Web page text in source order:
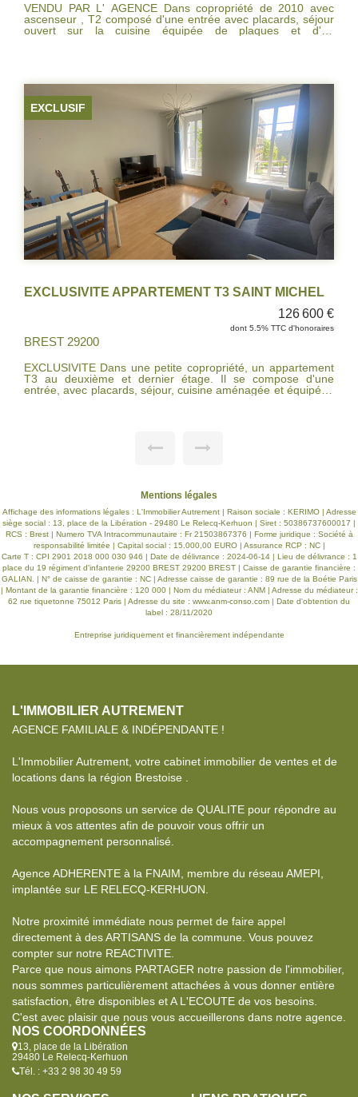
VENDU PAR L' AGENCE Dans copropriété de 2010 avec
ascenseur , T2 composé d'une entrée avec placards, séjour
ouvert sur la cuisine équipée de plaques et d'un
EXCLUSIF
EXCLUSIVITE APPARTEMENT T3 SAINT MICHEL
126 600 €
dont 5.5% TTC d'honoraires
BREST 29200
EXCLUSIVITE Dans une petite copropriété, un appartement
T3 au deuxième et dernier étage. Il se compose d'une
entrée, avec placards, séjour, cuisine aménagée et équipée ,
Mentions légales
Affichage des informations légales : L'Immobilier Autrement | Raison sociale : KERIMO | Adresse
siège social : 13, place de la Libération - 29480 Le Relecq-Kerhuon | Siret : 50386737600017 |
RCS : Brest | Numero TVA Intracommunautaire : Fr 21503867376 | Forme juridique : Société à
responsabilité limitée | Capital social : 15.000,00 EURO | Assurance RCP : NC |
Carte T : CPI 2901 2018 000 030 946 | Date de délivrance : 2024-06-14 | Lieu de délivrance : 1
place du 19 régiment d'infanterie 29200 BREST 29200 BREST | Caisse de garantie financière :
GALIAN. | N° de caisse de garantie : NC | Adresse caisse de garantie : 89 rue de la Boétie Paris
| Montant de la garantie financière : 120 000 | Nom du médiateur : ANM | Adresse du médiateur :
62 rue tiquetonne 75012 Paris | Adresse du site : www.anm-conso.com | Date d'obtention du
label : 28/11/2020
Entreprise juridiquement et financièrement indépendante
L'IMMOBILIER AUTREMENT
AGENCE FAMILIALE & INDÉPENDANTE !
L'Immobilier Autrement, votre cabinet immobilier de ventes et de
locations dans la région Brestoise .
Nous vous proposons un service de QUALITE pour répondre au
mieux à vos attentes afin de pouvoir vous offrir un
accompagnement personnalisé.
Agence ADHERENTE à la FNAIM, membre du réseau AMEPI,
implantée sur LE RELECQ-KERHUON.
Notre proximité immédiate nous permet de faire appel
directement à des ARTISANS de la commune. Vous pouvez
compter sur notre REACTIVITE.
Parce que nous aimons PARTAGER notre passion de l'immobilier,
nous sommes particulièrement attachées à vous donner entière
satisfaction, être disponibles et A L'ECOUTE de vos besoins.
C'est avec plaisir que nous vous accueillerons dans notre agence.
NOS COORDONNÉES
13, place de la Libération
29480 Le Relecq-Kerhuon
Tél. : +33 2 98 30 49 59